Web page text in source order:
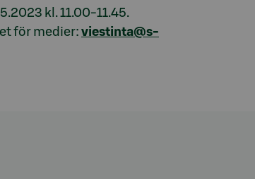
kl. 11.00-11.45.
för medier: viestinta@s-